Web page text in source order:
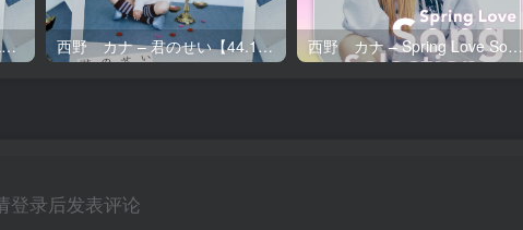
西野 カナ – 君のせい【96kHz／24bit】日本区 西野 カナ – 君のせい【44.1kHz／16bit】日本区 西野 カナ – Spring Love Song Selection【44.1kHz／16bit】日本区
登录后发表评论